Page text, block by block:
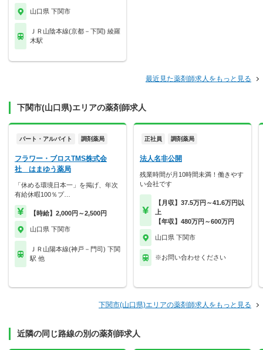
山口県 下関市
ＪＲ山陰本線(京都－下関) 綾羅
木駅
最近見た薬剤師求人をもっと見る
下関市(山口県)エリアの薬剤師求人
パート・アルバイト 調剤薬局
フラワー・ブロスTMS株式会
社 はまゆう薬局
「休める環境日本一」を掲げ、年次
有給休暇100％プ…
【時給】2,000円～2,500円
山口県 下関市
ＪＲ山陽本線(神戸－門司) 下関
駅 他
正社員 調剤薬局
法人名非公開
残業時間が月10時間未満！働きやす
い会社です
【月収】37.5万円～41.6万円以
上
【年収】480万円～600万円
山口県 下関市
※お問い合わせください
下関市(山口県)エリアの薬剤師求人をもっと見る
近隣の同じ路線の別の薬剤師求人